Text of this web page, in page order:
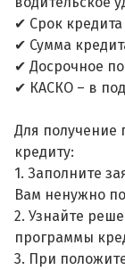
✔ Срок кредита
✔ Сумма
✔ Досрочное
✔ КАСКО – в
Для получение
кредиту:
1. Заполните
Вам ненужно
2. Узнайте
программы
3. При